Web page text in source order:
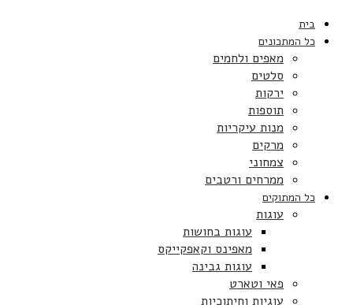
בית
כל המתכונים
מאפים ולחמים
סלטים
ירקות
תוספות
מנות עיקריות
מרקים
צמחוני
ממרחים ורטבים
כל המתוקים
עוגות
עוגות בחושות
מאפינס וקאפקייקס
עוגות גבינה
פאי וטארט
עוגיות וחיתוכיות